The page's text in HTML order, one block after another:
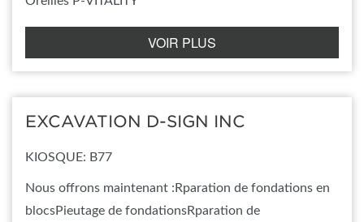
VOIR PLUS
EXCAVATION D-SIGN INC
KIOSQUE: B77
Nous offrons maintenant :Rparation de fondations en
blocsPieutage de fondationsRparation de